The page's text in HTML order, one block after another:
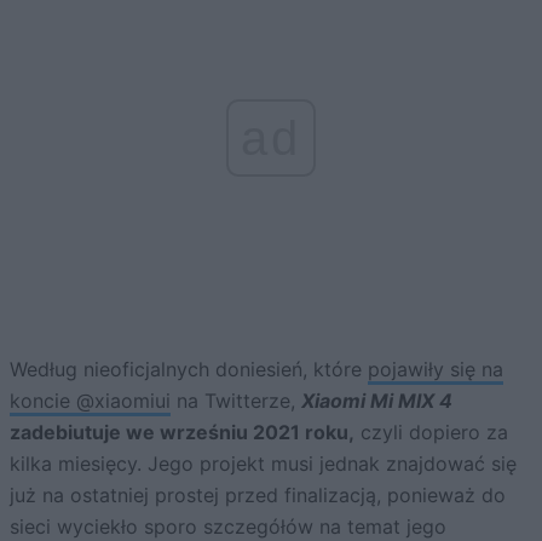
Według nieoficjalnych doniesień, które pojawiły się na
koncie @xiaomiui na Twitterze, Xiaomi Mi MIX 4
zadebiutuje we wrześniu 2021 roku, czyli dopiero za
kilka miesięcy. Jego projekt musi jednak znajdować się
już na ostatniej prostej przed finalizacją, ponieważ do
sieci wyciekło sporo szczegółów na temat jego